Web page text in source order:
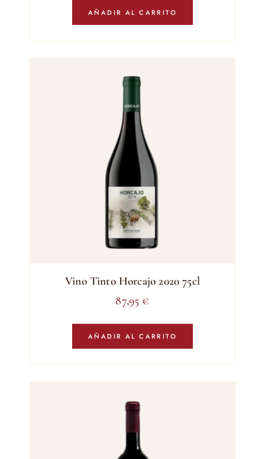
AÑADIR AL CARRITO
Vino Tinto Horcajo 2020 75cl
87,95 €
AÑADIR AL CARRITO